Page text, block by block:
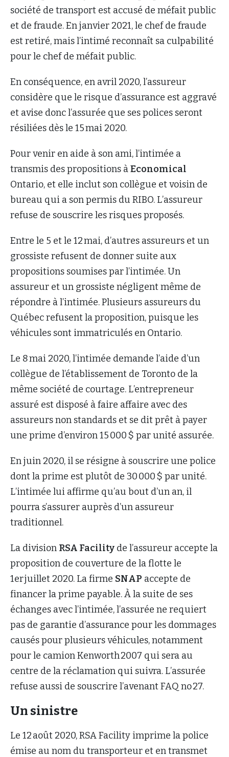
société de transport est accusé de méfait public
et de fraude. En janvier 2021, le chef de fraude
est retiré, mais l’intimé reconnaît sa culpabilité
pour le chef de méfait public.
En conséquence, en avril 2020, l’assureur
considère que le risque d’assurance est aggravé
et avise donc l’assurée que ses polices seront
résiliées dès le 15 mai 2020.
Pour venir en aide à son ami, l’intimée a
transmis des propositions àEconomical
Ontario, et elle inclut son collègue et voisin de
bureau qui a son permis du RIBO. L’assureur
refuse de souscrire les risques proposés.
Entre le 5 et le 12 mai, d’autres assureurs et un
grossiste refusent de donner suite aux
propositions soumises par l’intimée. Un
assureur et un grossiste négligent même de
répondre à l’intimée. Plusieurs assureurs du
Québec refusent la proposition, puisque les
véhicules sont immatriculés en Ontario.
Le 8 mai 2020, l’intimée demande l’aide d’un
collègue de l’établissement de Toronto de la
même société de courtage. L’entrepreneur
assuré est disposé à faire affaire avec des
assureurs non standards et se dit prêt à payer
une prime d’environ 15 000 $ par unité assurée.
En juin 2020, il se résigne à souscrire une police
dont la prime est plutôt de 30 000 $ par unité.
L’intimée lui affirme qu’au bout d’un an, il
pourra s’assurer auprès d’un assureur
traditionnel.
La division RSA Facility de l’assureur accepte la
proposition de couverture de la flotte le
1er juillet 2020. La firme SNAP accepte de
financer la prime payable. À la suite de ses
échanges avec l’intimée, l’assurée ne requiert
pas de garantie d’assurance pour les dommages
causés pour plusieurs véhicules, notamment
pour le camion Kenworth 2007 qui sera au
centre de la réclamation qui suivra. L’assurée
refuse aussi de souscrire l’avenant FAQ no 27.
Un sinistre
Le 12 août 2020, RSA Facility imprime la police
émise au nom du transporteur et en transmet